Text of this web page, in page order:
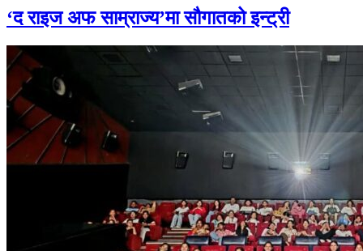
‘द राइज अफ साम्राज्य’मा सौगातको इन्ट्री